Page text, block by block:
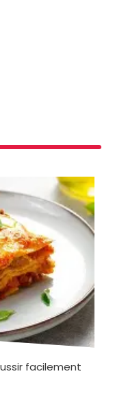
facilement